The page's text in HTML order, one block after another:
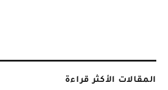
المقالات الأكثر قراءة